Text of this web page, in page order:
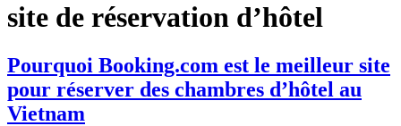
site de réservation d’hôtel
Pourquoi Booking.com est le meilleur site
pour réserver des chambres d’hôtel au
Vietnam